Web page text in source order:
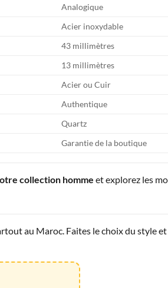
Analogique
Acier inoxydable
43 millimètres
13 millimètres
Acier ou Cuir
Authentique
Quartz
Garantie de la boutique
collection homme et explorez les
au Maroc. Faites le choix du style